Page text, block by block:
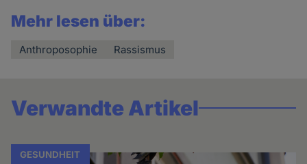
Mehr lesen über:
Anthroposophie Rassismus
Verwandte Artikel
GESUNDHEIT